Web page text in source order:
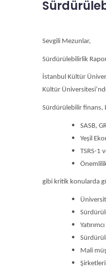
Sevgili Mezunlar,
Sürdürülebilirlik
İstanbul Kültür
Kültür
Sürdürülebilir finans,
SASB,
Yeşil
TSRS-1
gibi kritik konularda
Mali